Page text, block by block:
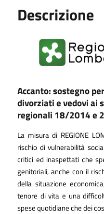
Descrizione
Accanto: sostegno
divorziati e vedovi ai
regionali 18/2014 e
La misura di REGIONE
rischio di vulnerabilità
critici ed inaspettati che
genitoriali, anche con il
della situazione
tenore di vita e una
spese quotidiane che dei